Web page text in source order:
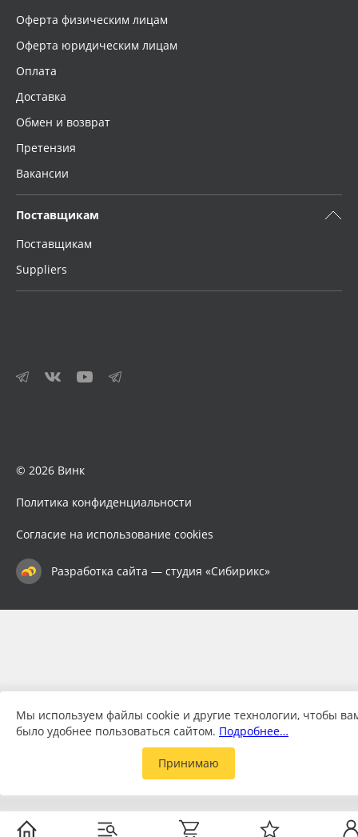
Оферта физическим лицам
Оферта юридическим лицам
Оплата
Доставка
Обмен и возврат
Претензия
Вакансии
Поставщикам
Поставщикам
Suppliers
© 2026 Винк
Политика конфиденциальности
Согласие на использование cookies
Разработка сайта — студия «Сибирикс»
Мы используем файлы cookie и другие технологии, чтобы
было удобнее пользоваться сайтом. Подробнее…
Принимаю